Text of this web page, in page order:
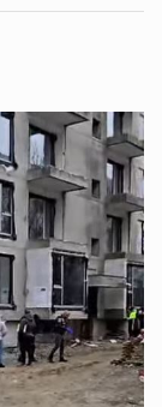
Un copil în vârstă de 3 ani, dat dispărut în noaptea de joi spre vineri în zona localității Corbu, județul Constanța, a fost găsit în viață după aproximativ șapte ore de căutări. Potrivit Inspectoratului de Poliție Județean Constanța, operațiunea a început în jurul orei 00:00, după ce autoritățile au fost sesizate cu privire la dispariția copilului în extravilanul localității. La căutări au participat polițiști din cadrul IPJ Constanța, jandarmi, pompieri și polițiști de frontieră. Echipele au verificat peste 100 de hectare de teren, inclusiv zone agricole, pășuni, ferme și suprafețe industriale. Pentru localizarea copilului au fost folosite echipe canine, drone…
Astăzi – 07 august 2026, echipele RAJA intervin în vederea executării lucrărilor de remediere a unei avarii survenite pe conducta de alimentare cu apă, cu diametrul de 800 mm, de pe aleea Topolog din municipiul Constanța. Astfel, în intervalul orar 08.30 – 14.00, se sistează furnizarea apei potabile consumatorilor din perimetrul delimitat de: bulevardul I.C. Brătianu – strada Oborului – strada I.L. Caragiale – bulevardul I.C. Brătianu, precum și celor din cartierul Coiciu. La reluarea alimentării, apa poate prezenta modificări temporare de aspect (turbiditate, culoare), motiv pentru care recomandăm utilizarea acesteia doar în scopuri menajere, până la limpezirea completă. Ne…